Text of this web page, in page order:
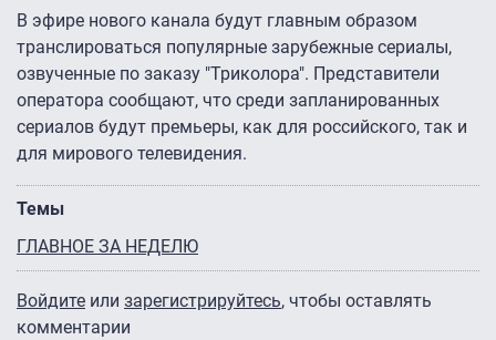
В эфире нового канала будут главным образом
транслироваться популярные зарубежные сериалы,
озвученные по заказу "Триколора". Представители
оператора сообщают, что среди запланированных
сериалов будут премьеры, как для российского, так и
для мирового телевидения.
Темы
ГЛАВНОЕ ЗА НЕДЕЛЮ
Войдите или зарегистрируйтесь, чтобы оставлять
комментарии